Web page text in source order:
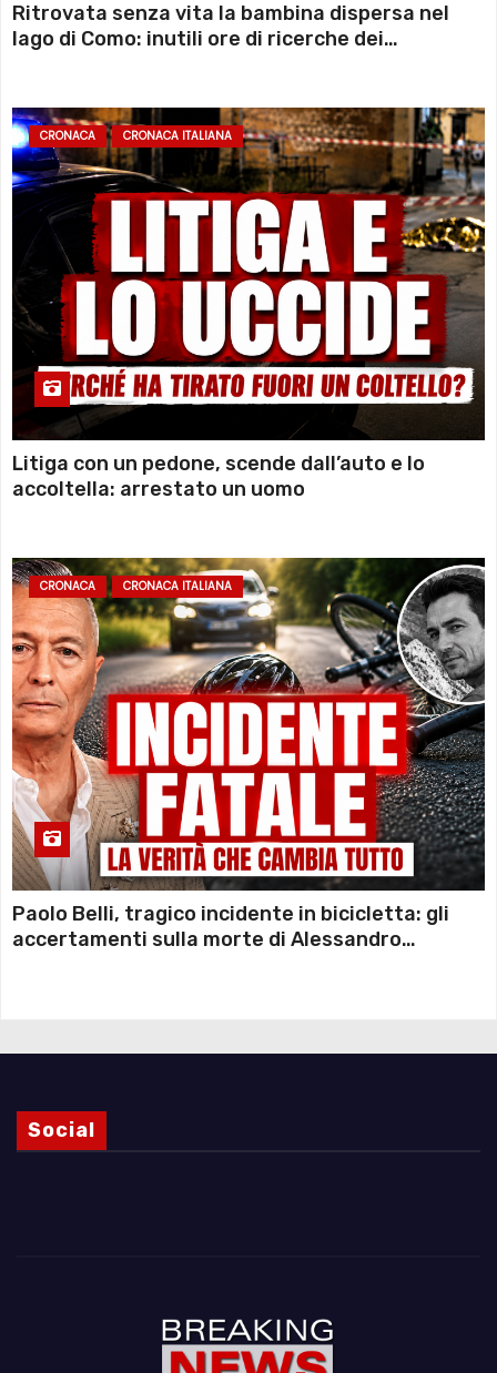
Ritrovata senza vita la bambina dispersa nel
lago di Como: inutili ore di ricerche dei
CRONACA CRONACA ITALIANA
Litiga con un pedone, scende dall’auto e lo
accoltella: arrestato un uomo
CRONACA CRONACA ITALIANA
Paolo Belli, tragico incidente in bicicletta: gli
accertamenti sulla morte di Alessandro
Social